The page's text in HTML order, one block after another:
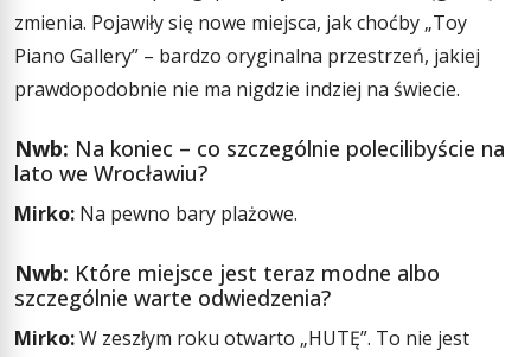
zmienia. Pojawiły się nowe miejsca, jak choćby „Toy
Piano Gallery” – bardzo oryginalna przestrzeń, jakiej
prawdopodobnie nie ma nigdzie indziej na świecie.
Nwb: Na koniec – co szczególnie polecilibyście na
lato we Wrocławiu?
Mirko: Na pewno bary plażowe.
Nwb: Które miejsce jest teraz modne albo
szczególnie warte odwiedzenia?
Mirko:W zeszłym roku otwarto „HUTĘ”. To nie jest